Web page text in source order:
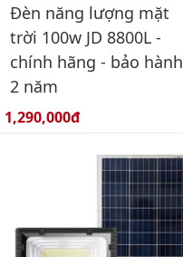
Đèn năng lượng mặt
trời 100w JD 8800L -
chính hãng - bảo hành
2 năm
Giá bán:
1,290,000đ